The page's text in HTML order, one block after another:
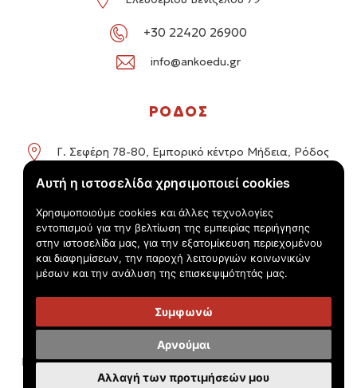
Αυτή η ιστοσελίδα χρησιμοποιεί cookies
Χρησιμοποιούμε cookies και άλλες τεχνολογίες
εντοπισμού για την βελτίωση της εμπειρίας περιήγησης
στην ιστοσελίδα μας, για την εξατομίκευση περιεχομένου
και διαφημίσεων, την παροχή λειτουργιών κοινωνικών
μέσων και την ανάλυση της επισκεψιμότητάς μας.
Συμφωνώ
Αρνούμαι
Αλλαγή των προτιμήσεών μου
+30 22420 26900
info@ankoedu.gr
ΡΟΔΟΣ
Γ. Σεφέρη 78-80, Εμπορικό κέντρο Μήδεια, Ρόδος
+30 22414 01016 / +30 22410 62488
info@ankoedu.gr
© Τουριστικός Εκπαιδευτικός Όμιλος Anko 2026 -
Προστασίας Προσωπικών Δεδομένων - 'Όροι χρήσης
Handcrafted byRadial